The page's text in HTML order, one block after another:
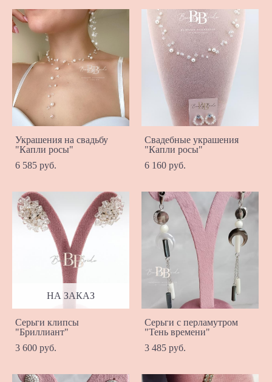
Украшения на свадьбу
"Капли росы"
6 585 pуб.
Свадебные украшения
"Капли росы"
6 160 pуб.
НА ЗАКАЗ
Серьги клипсы
"Бриллиант"
3 600 pуб.
Серьги с перламутром
"Тень времени"
3 485 pуб.